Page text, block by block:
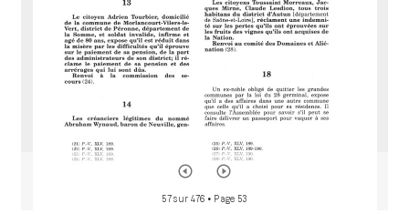
57 sur 476 • Page 53